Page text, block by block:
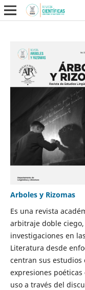
Arboles y Rizomas
Es una revista
arbitraje doble
investigaciones en
Literatura desde
centran sus estudios
expresiones
uso a través del